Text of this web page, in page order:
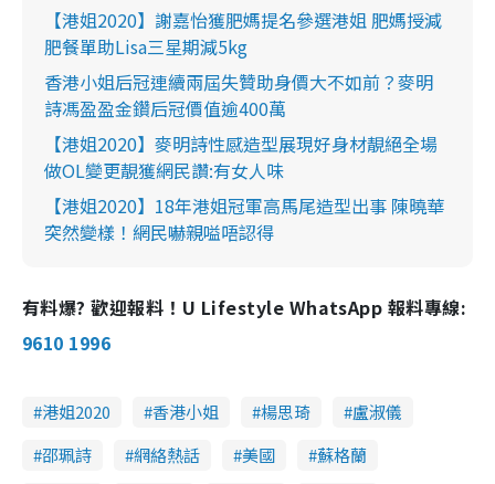
【港姐2020】謝嘉怡獲肥媽提名參選港姐 肥媽授減
肥餐單助Lisa三星期減5kg
香港小姐后冠連續兩屆失贊助身價大不如前？麥明
詩馮盈盈金鑽后冠價值逾400萬
【港姐2020】麥明詩性感造型展現好身材靚絕全場
做OL變更靚獲網民讚:有女人味
【港姐2020】18年港姐冠軍高馬尾造型出事 陳曉華
突然變樣！網民嚇親嗌唔認得
有料爆? 歡迎報料！U Lifestyle WhatsApp 報料專線:
9610 1996
港姐2020 香港小姐 楊思琦
盧淑儀
邵珮詩
網絡熱話 美國
蘇格蘭